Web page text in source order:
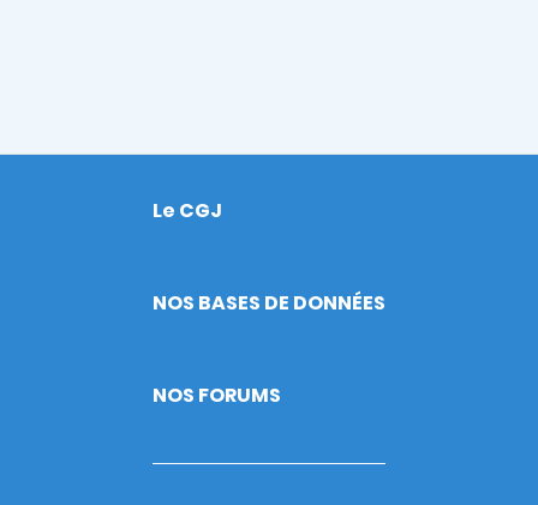
Footer
Le CGJ
NOS BASES DE DONNÉES
NOS FORUMS